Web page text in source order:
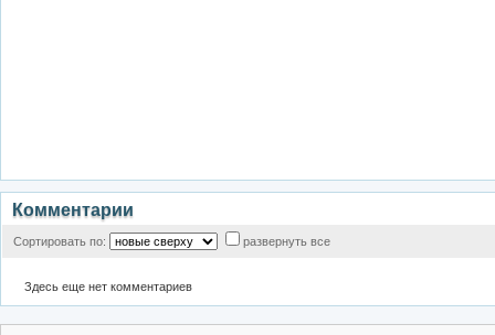
Комментарии
Сортировать по: развернуть все
Здесь еще нет комментариев